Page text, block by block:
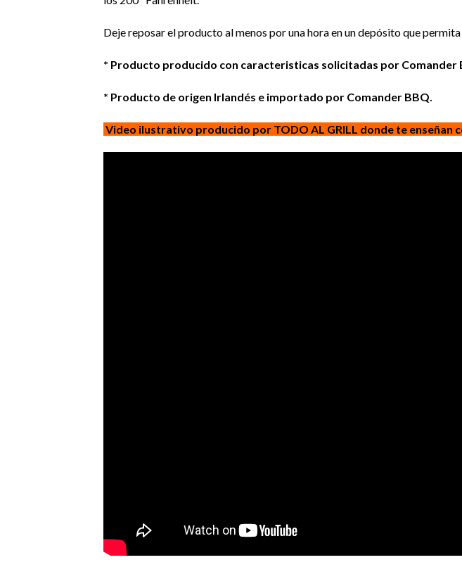
Deje reposar el producto al menos por una hora en un depósito que
* Producto producido con caracteristicas solicitadas por Comander
* Producto de origen Irlandés e importado por Comander BBQ.
Video ilustrativo producido por TODO AL GRILL donde te enseñan